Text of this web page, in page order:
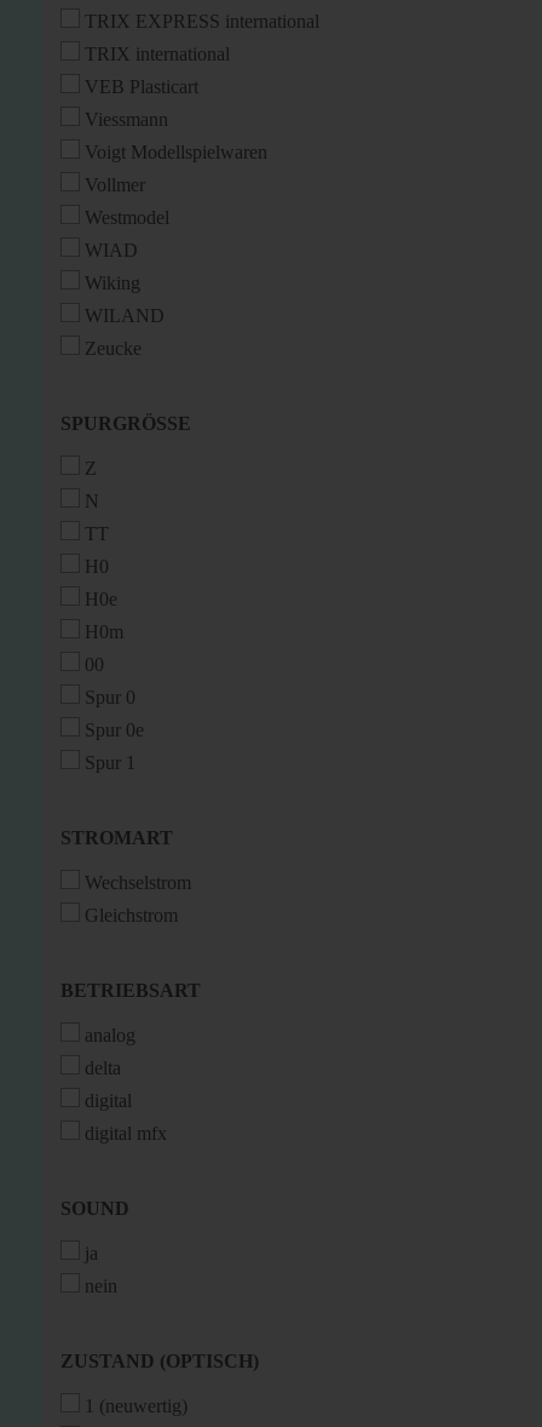
TRIX EXPRESS international
TRIX international
VEB Plasticart
Viessmann
Voigt Modellspielwaren
Vollmer
Westmodel
WIAD
Wiking
WILAND
Zeucke
SPURGRÖSSE
SPURGRÖSSE
Z
N
TT
H0
H0e
H0m
00
Spur 0
Spur 0e
Spur 1
STROMART
STROMART
Wechselstrom
Gleichstrom
BETRIEBSART
BETRIEBSART
analog
delta
digital
digital mfx
SOUND
SOUND
ja
nein
ZUSTAND
ZUSTAND (OPTISCH)
1 (neuwertig)